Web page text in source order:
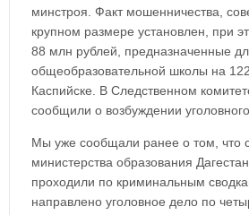
минстроя. Факт мошенничества,
крупном размере установлен, при
88 млн рублей, предназначенные
общеобразовательной школы на
Каспийске. В Следственном
сообщили о возбуждении
Мы уже сообщали ранее о том, что
министерства образования
проходили по криминальным
направлено уголовное дело по